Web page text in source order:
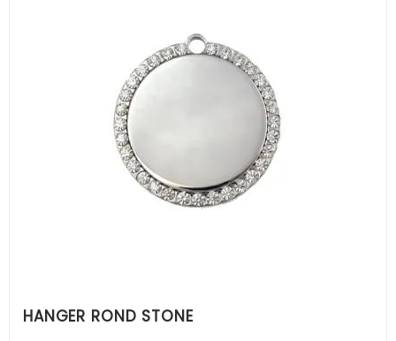
HANGER ROND STONE